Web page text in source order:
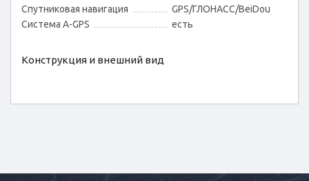
Спутниковая навигация
GPS/ГЛОНАСС/BeiDou
Cистема A-GPS
есть
Конструкция и внешний вид